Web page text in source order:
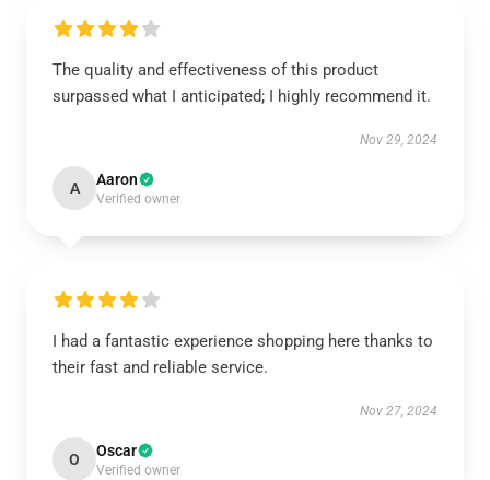
The quality and effectiveness of this product
surpassed what I anticipated; I highly recommend it.
Nov 29, 2024
A Aaron
Verified owner
I had a fantastic experience shopping here thanks to
their fast and reliable service.
Nov 27, 2024
O Oscar
Verified owner